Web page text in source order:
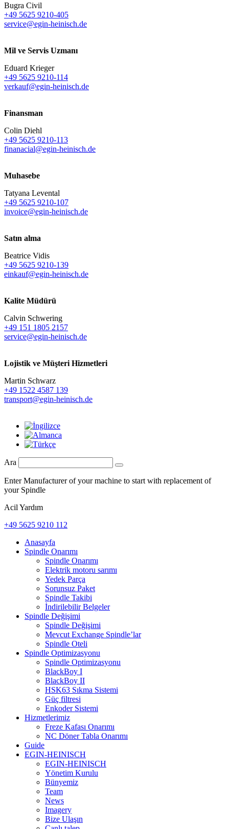
Bugra Civil
+49 5625 9210-405
service@egin-heinisch.de
Mil ve Servis Uzmanı
Eduard Krieger
+49 5625 9210-114
verkauf@egin-heinisch.de
Finansman
Colin Diehl
+49 5625 9210-113
finanacial@egin-heinisch.de
Muhasebe
Tatyana Levental
+49 5625 9210-107
invoice@egin-heinisch.de
Satın alma
Beatrice Vidis
+49 5625 9210-139
einkauf@egin-heinisch.de
Kalite Müdürü
Calvin Schwering
+49 151 1805 2157
service@egin-heinisch.de
Lojistik ve Müşteri Hizmetleri
Martin Schwarz
+49 1522 4587 139
transport@egin-heinisch.de
Ara
Enter Manufacturer of your machine to start with replacement of
your Spindle
Acil Yardım
+49 5625 9210 112
Anasayfa
Spindle Onarımı
Spindle Onarımı
Elektrik motoru sarımı
Yedek Parça
Sorunsuz Paket
Spindle Takibi
İndirilebilir Belgeler
Spindle Değişimi
Spindle Değişimi
Mevcut Exchange Spindle’lar
Spindle Oteli
Spindle Optimizasyonu
Spindle Optimizasyonu
BlackBoy I
BlackBoy II
HSK63 Sıkma Sistemi
Güç filtresi
Enkoder Sistemi
Hizmetlerimiz
Freze Kafası Onarımı
NC Döner Tabla Onarımı
Guide
EGIN-HEINISCH
EGIN-HEINISCH
Yönetim Kurulu
Bünyemiz
Team
News
Imagery
Bize Ulaşın